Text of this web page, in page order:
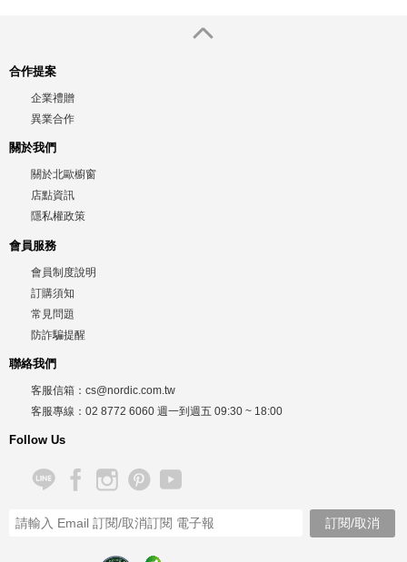
合作提案
企業禮贈
異業合作
關於我們
關於北歐櫥窗
店點資訊
隱私權政策
會員服務
會員制度說明
訂購須知
常見問題
防詐騙提醒
聯絡我們
客服信箱： cs@nordic.com.tw
客服專線： 02 8772 6060 週一到週五 09:30 ~ 18:00
Follow Us